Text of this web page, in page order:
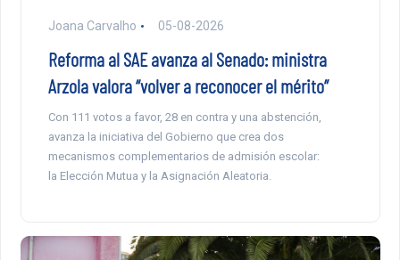
Joana Carvalho 05-08-2026
Reforma al SAE avanza al Senado: ministra
Arzola valora “volver a reconocer el mérito”
Con 111 votos a favor, 28 en contra y una abstención,
avanza la iniciativa del Gobierno que crea dos
mecanismos complementarios de admisión escolar:
la Elección Mutua y la Asignación Aleatoria.